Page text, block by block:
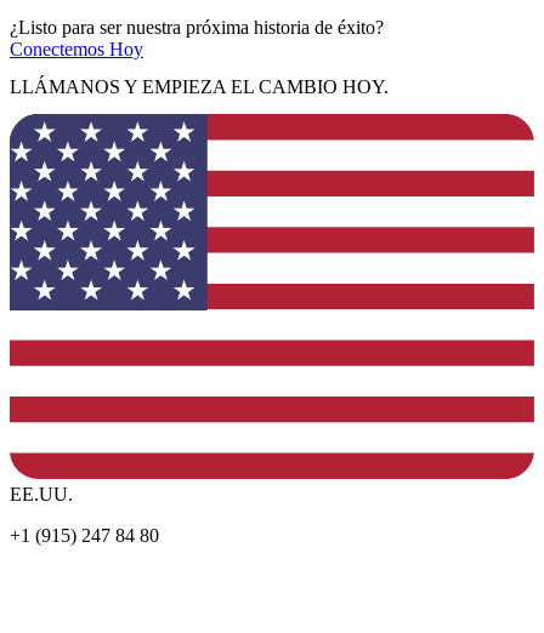
¿Listo para ser nuestra próxima historia de éxito?
Conectemos Hoy
LLÁMANOS Y EMPIEZA EL CAMBIO HOY.
EE.UU.
+1 (915) 247 84 80